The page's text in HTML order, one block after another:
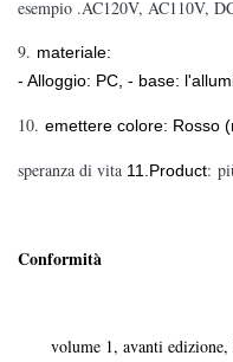
esempio .AC120V, AC110V,
9. materiale:
- Alloggio: PC, - base:
10. emettere colore: Rosso
speranza di vita 11.Product:
Conformità
volume 1, avanti edizione,